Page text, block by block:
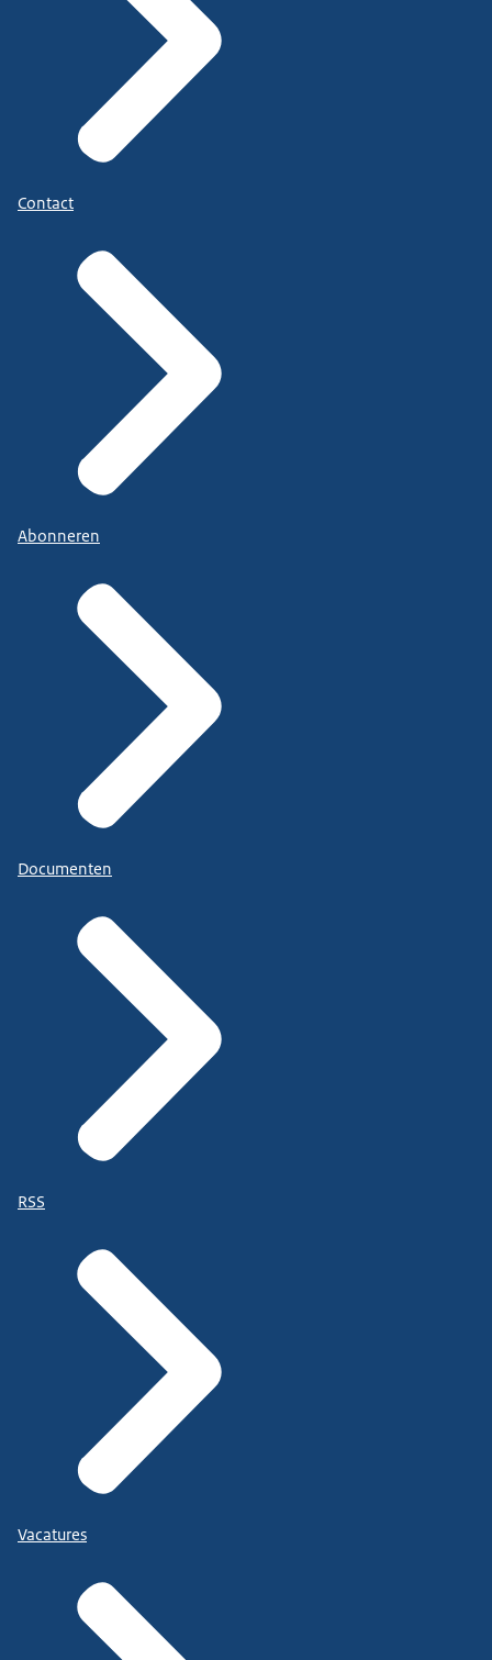
Contact
Abonneren
Documenten
RSS
Vacatures